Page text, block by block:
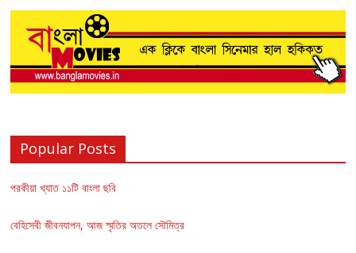
Popular Posts
পরকীয়া খ্যাত ১১টি বাংলা ছবি
বেহিসেবী জীবনযাপন, আজ স্মৃতির অতলে সৌমিত্র